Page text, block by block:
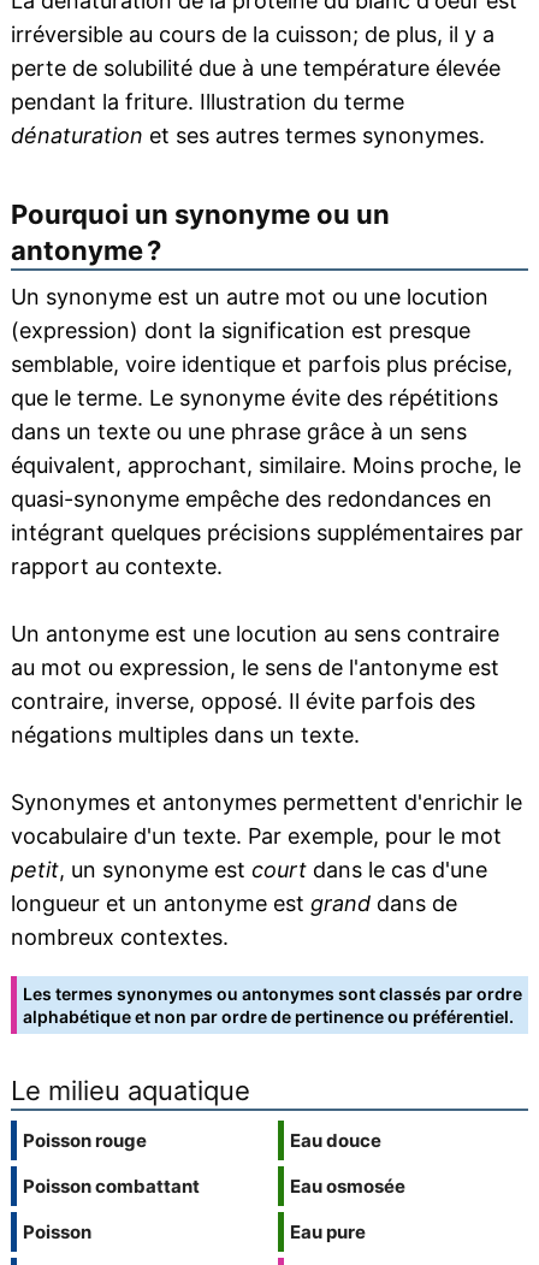
irréversible au cours de la cuisson; de plus, il y a
perte de solubilité due à une température élevée
pendant la friture. Illustration du terme
dénaturation et ses autres termes synonymes.
Pourquoi un synonyme ou un
antonyme ?
Un synonyme est un autre mot ou une locution
(expression) dont la signification est presque
semblable, voire identique et parfois plus précise,
que le terme. Le synonyme évite des répétitions
dans un texte ou une phrase grâce à un sens
équivalent, approchant, similaire. Moins proche, le
quasi-synonyme empêche des redondances en
intégrant quelques précisions supplémentaires par
rapport au contexte.
Un antonyme est une locution au sens contraire
au mot ou expression, le sens de l'antonyme est
contraire, inverse, opposé. Il évite parfois des
négations multiples dans un texte.
Synonymes et antonymes permettent d'enrichir le
vocabulaire d'un texte. Par exemple, pour le mot
petit, un synonyme est courtdans le cas d'une
longueur et un antonyme est granddans de
nombreux contextes.
Les termes synonymes ou antonymes sont classés par ordre
alphabétique et non par ordre de pertinence ou préférentiel.
Le milieu aquatique
Poisson rouge
Poisson combattant
Poisson
Eau douce
Eau osmosée
Eau pure